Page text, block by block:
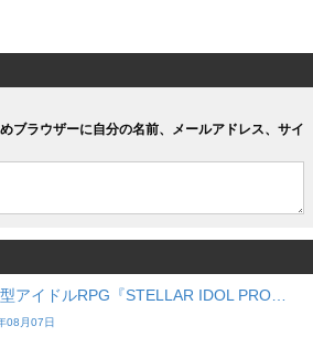
ブラウザーに自分の名前、メールアドレス、サイ
アイドルRPG『STELLAR IDOL PRO…
08月07日